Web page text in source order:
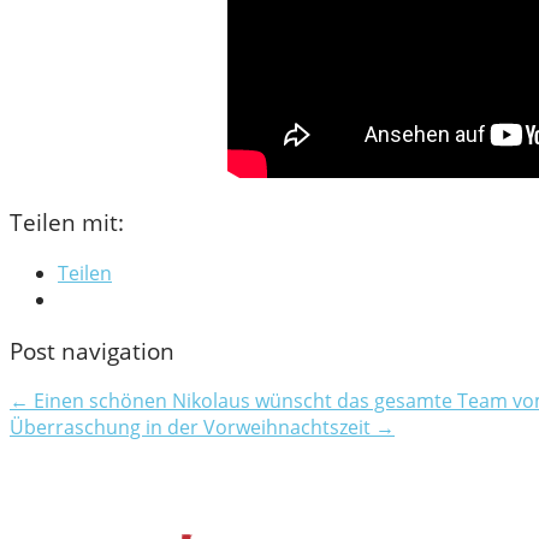
Teilen mit:
Teilen
Post navigation
← Einen schönen Nikolaus wünscht das gesamte Team
Überraschung in der Vorweihnachtszeit →